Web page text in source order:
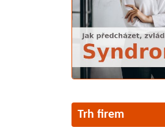
Trh firem